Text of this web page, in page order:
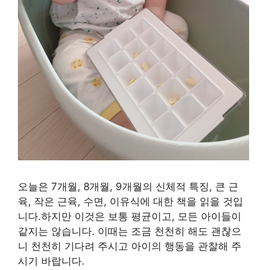
오늘은 7개월, 8개월, 9개월의 신체적 특징, 큰 근
육, 작은 근육, 수면, 이유식에 대한 책을 읽을 것입
니다.하지만 이것은 보통 평균이고, 모든 아이들이
같지는 않습니다. 이때는 조금 천천히 해도 괜찮으
니 천천히 기다려 주시고 아이의 행동을 관찰해 주
시기 바랍니다.